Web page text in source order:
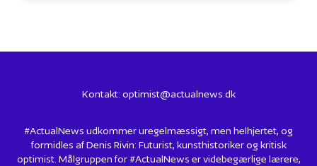
Kontakt: optimist@actualnews.dk
#ActualNews udkommer uregelmæssigt, men helhjertet, og
formidles af Denis Rivin: Futurist, kunsthistoriker og kritisk
optimist. Målgruppen for #ActualNews er videbegærlige lærere,